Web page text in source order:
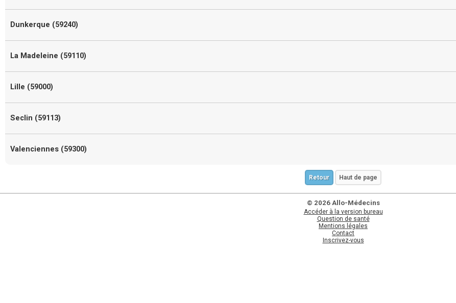
Dunkerque (59240)
La Madeleine (59110)
Lille (59000)
Seclin (59113)
Valenciennes (59300)
Retour Haut de page
© 2026 Allo-Médecins
Accéder à la version bureau
Question de santé
Mentions légales
Contact
Inscrivez-vous